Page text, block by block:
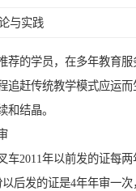
与实践
荐的学员，在多年教育服
追赶传统教学模式应运
和结晶。
车2011年以前发的证每两
以后发的证是4年年审一